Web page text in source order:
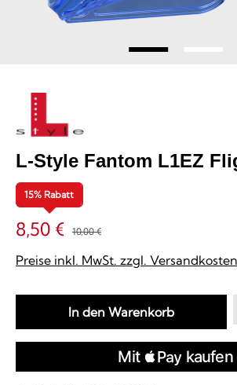
L-Style Fantom L1EZ
15% Rabatt
8,50 € 10,00 €
Preise inkl. MwSt. zzgl. Versandkosten
In den Warenkorb